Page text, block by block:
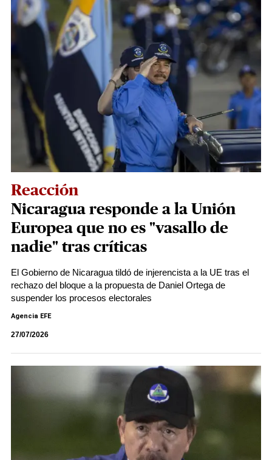
Reacción
Nicaragua responde a la Unión
Europea que no es "vasallo de
nadie" tras críticas
El Gobierno de Nicaragua tildó de injerencista a la UE tras el
rechazo del bloque a la propuesta de Daniel Ortega de
suspender los procesos electorales
Agencia EFE
27/07/2026